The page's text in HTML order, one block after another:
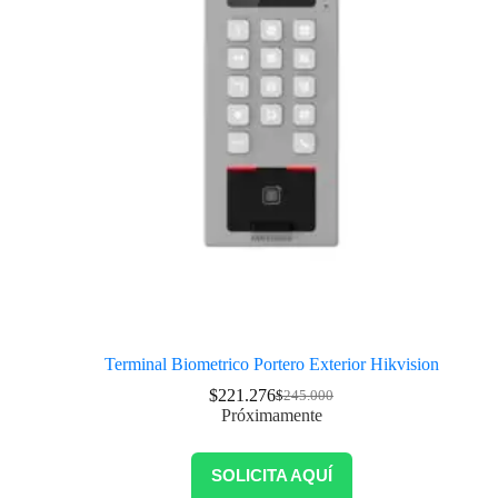
Terminal Biometrico Portero Exterior Hikvision
$245.000
$221.276
Próximamente
SOLICITA AQUÍ